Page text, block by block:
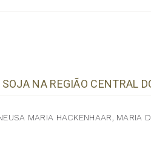
NA REGIÃO CENTRAL
MARIA HACKENHAAR, MARIA